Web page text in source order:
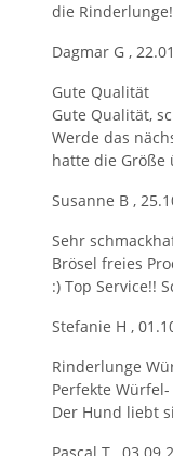
die Rinderlunge!
Dagmar G ,
Gute Qualität
Gute Qualität,
Werde das
hatte die Größe
Susanne B ,
Sehr
Brösel freies
:) Top Service!!
Stefanie H ,
Rinderlunge
Perfekte
Der Hund liebt